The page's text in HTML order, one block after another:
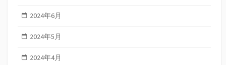
2024年6月
2024年5月
2024年4月